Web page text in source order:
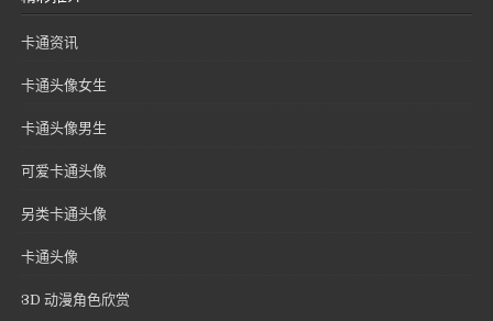
卡通资讯
卡通头像女生
卡通头像男生
可爱卡通头像
另类卡通头像
卡通头像
3D 动漫角色欣赏